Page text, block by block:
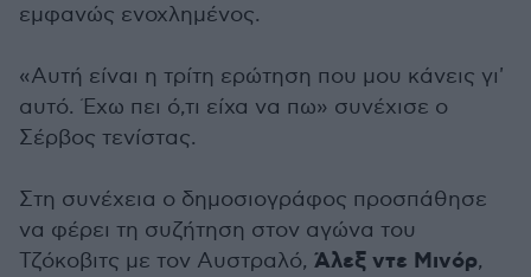
εμφανώς ενοχλημένος.
«Αυτή είναι η τρίτη ερώτηση που μου κάνεις γι'
αυτό. Έχω πει ό,τι είχα να πω» συνέχισε ο
Σέρβος τενίστας.
Στη συνέχεια ο δημοσιογράφος προσπάθησε
να φέρει τη συζήτηση στον αγώνα του
Τζόκοβιτς με τον Αυστραλό, Άλεξ ντε Μινόρ,